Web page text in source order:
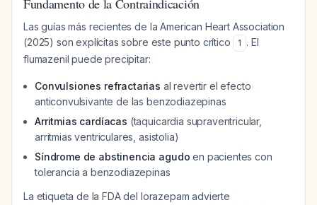
Fundamento de la Contraindicación
Las guías más recientes de la American Heart Association
(2025) son explícitas sobre este punto crítico
1 . El
flumazenil puede precipitar:
Convulsiones refractarias al revertir el efecto
anticonvulsivante de las benzodiazepinas
Arritmias cardíacas (taquicardia supraventricular,
arritmias ventriculares, asistolia)
Síndrome de abstinencia agudo en pacientes con
tolerancia a benzodiazepinas
La etiqueta de la FDA del lorazepam advierte